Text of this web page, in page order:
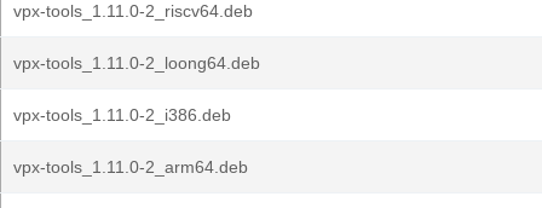
vpx-tools_1.11.0-2_riscv64.deb
vpx-tools_1.11.0-2_loong64.deb
vpx-tools_1.11.0-2_i386.deb
vpx-tools_1.11.0-2_arm64.deb